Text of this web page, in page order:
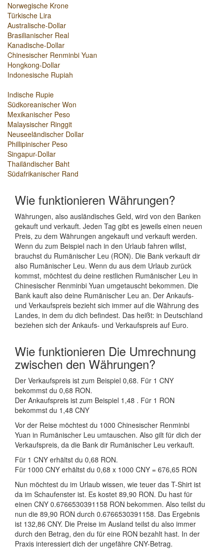
Norwegische Krone
Türkische Lira
Australische-Dollar
Brasilianischer Real
Kanadische-Dollar
Chinesischer Renminbi Yuan
Hongkong-Dollar
Indonesische Rupiah
Indische Rupie
Südkoreanischer Won
Mexikanischer Peso
Malaysischer Ringgit
Neuseeländischer Dollar
Phillipinischer Peso
Singapur-Dollar
Thailändischer Baht
Südafrikanischer Rand
Wie funktionieren Währungen?
Währungen, also ausländisches Geld, wird von den Banken
gekauft und verkauft. Jeden Tag gibt es jeweils einen neuen
Preis, zu dem Währungen angekauft und verkauft werden.
Wenn du zum Beispiel nach in den Urlaub fahren willst,
brauchst du Rumänischer Leu (RON). Die Bank verkauft dir
also Rumänischer Leu. Wenn du aus dem Urlaub zurück
kommst, möchtest du deine restlichen Rumänischer Leu in
Chinesischer Renminbi Yuan umgetauscht bekommen. Die
Bank kauft also deine Rumänischer Leu an. Der Ankaufs-
und Verkaufspreis bezieht sich immer auf die Währung des
Landes, in dem du dich befindest. Das heißt: in Deutschland
beziehen sich der Ankaufs- und Verkaufspreis auf Euro.
Wie funktionieren Die Umrechnung
zwischen den Währungen?
Der Verkaufspreis ist zum Beispiel 0,68. Für 1 CNY
bekommst du 0,68 RON.
Der Ankaufspreis ist zum Beispiel 1,48 . Für 1 RON
bekommst du 1,48 CNY
Vor der Reise möchtest du 1000 Chinesischer Renminbi
Yuan in Rumänischer Leu umtauschen. Also gilt für dich der
Verkaufspreis, da die Bank dir Rumänischer Leu verkauft.
Für 1 CNY erhältst du 0,68 RON.
Für 1000 CNY erhältst du 0,68 x 1000 CNY = 676,65 RON
Nun möchtest du im Urlaub wissen, wie teuer das T-Shirt ist
da im Schaufenster ist. Es kostet 89,90 RON. Du hast für
einen CNY 0.6766530391158 RON bekommen. Also teilst du
nun die 89,90 RON durch 0.6766530391158. Das Ergebnis
ist 132,86 CNY. Die Preise im Ausland teilst du also immer
durch den Betrag, den du für eine RON bezahlt hast. In der
Praxis interessiert dich der ungefähre CNY-Betrag.